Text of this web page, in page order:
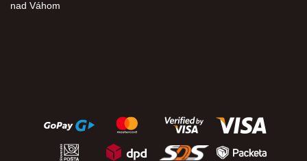
nad Váhom